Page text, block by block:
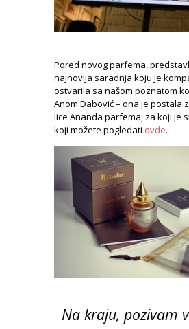
Pored novog parfema,
najnovija saradnja koju je
ostvarila sa našom poznatom
Anom Dabović – ona je postala
lice Ananda parfema, za koji je
koji možete pogledati ovde.
Na kraju, pozivam